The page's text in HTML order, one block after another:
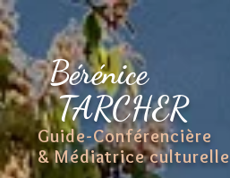
Bérénice
TARCHER
Guide-Conférencière
& Médiatrice culturelle